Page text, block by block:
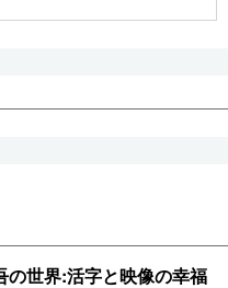
の世界:活字と映像の幸福